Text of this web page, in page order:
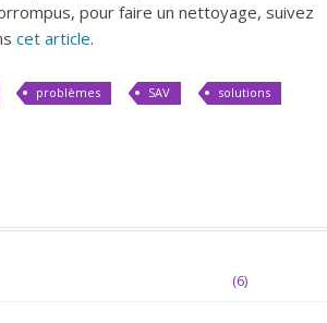
pour faire un nettoyage, suivez
cet article.
problèmes SAV solutions
(6)